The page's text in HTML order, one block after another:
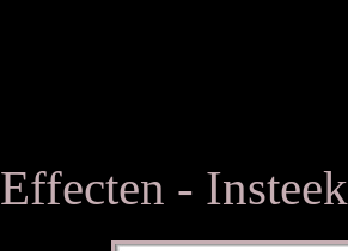
Effecten -